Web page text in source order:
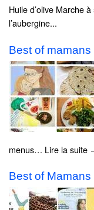
Huile d’olive Marche
l’aubergine...
Best of
menus… Lire la suite
Best of